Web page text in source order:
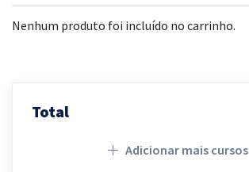
Nenhum produto foi incluído no carrinho.
Total
Adicionar mais cursos